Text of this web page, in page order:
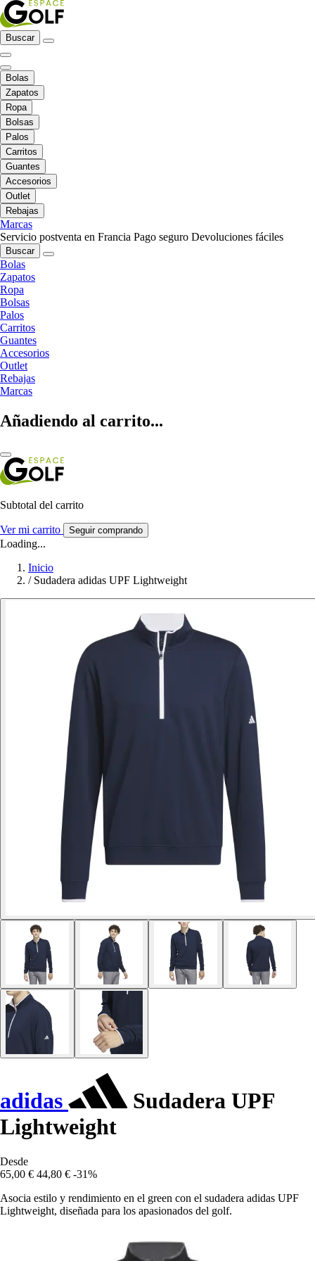
Buscar
Bolas
Zapatos
Ropa
Bolsas
Palos
Carritos
Guantes
Accesorios
Outlet
Rebajas
Marcas
Servicio postventa en Francia Pago seguro Devoluciones fáciles
Buscar
Bolas
Zapatos
Ropa
Bolsas
Palos
Carritos
Guantes
Accesorios
Outlet
Rebajas
Marcas
Añadiendo al carrito...
Subtotal del carrito
Ver mi carrito Seguir comprando
Loading...
Inicio
/ Sudadera adidas UPF Lightweight
adidas
Sudadera UPF
Lightweight
Desde
65,00 € 44,80 € -31%
Asocia estilo y rendimiento en el green con el sudadera adidas UPF
Lightweight, diseñada para los apasionados del golf.